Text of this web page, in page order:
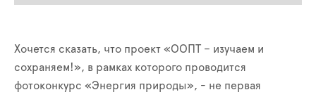
Хочется сказать, что проект «ООПТ – изучаем и
сохраняем!», в рамках которого проводится
фотоконкурс «Энергия природы», - не первая